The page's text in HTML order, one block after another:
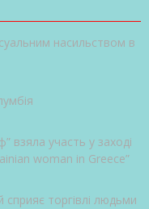
насильством в
взяла участь у заході
woman in Greece”
сприяє торгівлі людьми